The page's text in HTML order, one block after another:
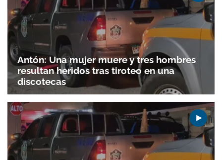
Gracias por suscribirte a nuestro boletín.
ACEPTAR
Antón: Una mujer muere y tres hombres
resultan heridos tras tiroteo en una
discotecas